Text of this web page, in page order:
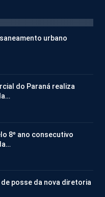
urbano
do Paraná realiza
8º ano consecutivo
de posse da nova diretoria